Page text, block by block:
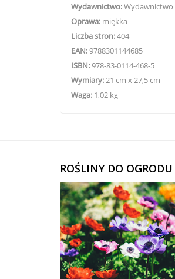
Wydawnictwo:Wydawnictwo
Oprawa: miękka
Liczba stron:404
EAN:9788301144685
ISBN:978-83-0114-468-5
Wymiary:21 cm x 27,5 cm
Waga: 1,02 kg
ROŚLINY DO OGRODU